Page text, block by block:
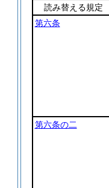
読み替える規定
第六条
第六条の二